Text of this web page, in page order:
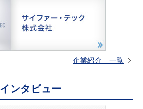
企業紹介 一覧
インタビュー